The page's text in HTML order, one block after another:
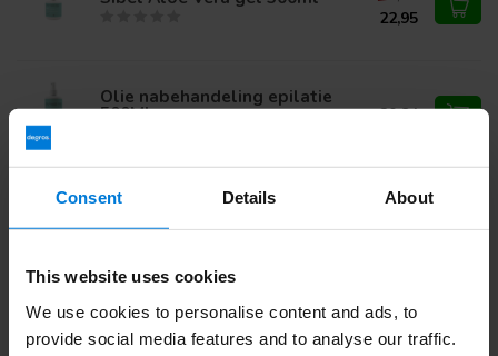
Consent Details About
This website uses cookies
We use cookies to personalise content and ads, to
provide social media features and to analyse our traffic.
22,95
Olie nabehandeling epilatie
500ML 20,84
Heb je vragen over dit product?
mail met onzeKlantenservice